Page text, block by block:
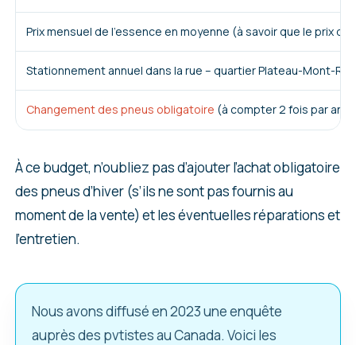
Prix mensuel de l’essence en moyenne (à savoir que le prix
Stationnement annuel dans la rue – quartier Plateau-Mont-
Changement des pneus obligatoire (à compter 2 fois par an)
À ce budget, n’oubliez pas d’ajouter l’achat obligatoire
des pneus d’hiver (s’ils ne sont pas fournis au
moment de la vente) et les éventuelles réparations et
l’entretien.
Nous avons diffusé en 2023 une enquête
auprès des pvtistes au Canada. Voici les